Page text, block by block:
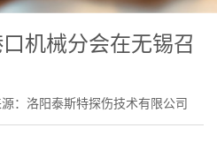
机械分会在无锡召
：洛阳泰斯特探伤技术有限公司